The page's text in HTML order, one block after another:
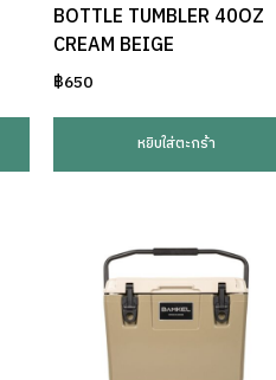
BOTTLE TUMBLER 40OZ
CREAM BEIGE
฿650
หยิบใส่ตะกร้า